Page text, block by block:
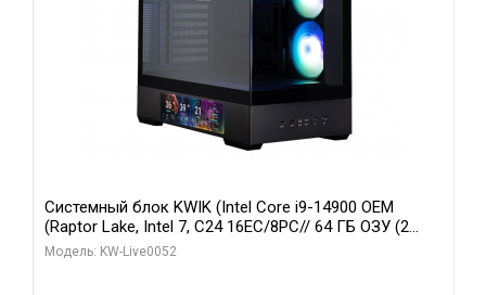
Системный блок KWIK (Intel Core i9-14900 OEM
(Raptor Lake, Intel 7, C24 16EC/8PC// 64 ГБ ОЗУ (2
модуля)/ Palit RTX5080 GAMINGPRO OC 16GB GDDR7
Модель: KW-Live0052